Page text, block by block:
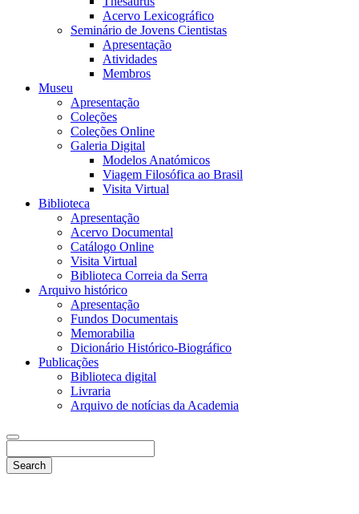
Acervo Lexicográfico
Seminário de Jovens Cientistas
Apresentação
Atividades
Membros
Museu
Apresentação
Coleções
Coleções Online
Galeria Digital
Modelos Anatómicos
Viagem Filosófica ao Brasil
Visita Virtual
Biblioteca
Apresentação
Acervo Documental
Catálogo Online
Visita Virtual
Biblioteca Correia da Serra
Arquivo histórico
Apresentação
Fundos Documentais
Memorabilia
Dicionário Histórico-Biográfico
Publicações
Biblioteca digital
Livraria
Arquivo de notícias da Academia